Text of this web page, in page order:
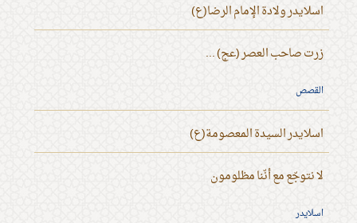
اسلايدر ولادة الإمام الرضا(ع)
زرت صاحب العصر (عج) ...
القصص
اسلايدر السيدة المعصومة(ع)
لا نتوجّع مع أنّنا مظلومون
اسلايدر